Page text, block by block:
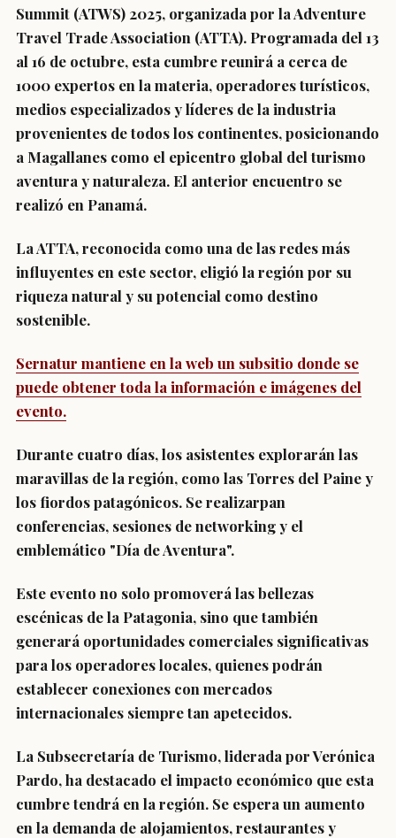
Summit (ATWS) 2025, organizada por la Adventure
Travel Trade Association (ATTA). Programada del 13
al 16 de octubre, esta cumbre reunirá a cerca de
1000 expertos en la materia, operadores turísticos,
medios especializados y líderes de la industria
provenientes de todos los continentes, posicionando
a Magallanes como el epicentro global del turismo
aventura y naturaleza. El anterior encuentro se
realizó en Panamá.
La ATTA, reconocida como una de las redes más
influyentes en este sector, eligió la región por su
riqueza natural y su potencial como destino
sostenible.
Sernatur mantiene en la web un subsitio donde se
puede obtener toda la información e imágenes del
evento.
Durante cuatro días, los asistentes explorarán las
maravillas de la región, como las Torres del Paine y
los fiordos patagónicos. Se realizarpan
conferencias, sesiones de networking y el
emblemático "Día de Aventura".
Este evento no solo promoverá las bellezas
escénicas de la Patagonia, sino que también
generará oportunidades comerciales significativas
para los operadores locales, quienes podrán
establecer conexiones con mercados
internacionales siempre tan apetecidos.
La Subsecretaría de Turismo, liderada por Verónica
Pardo, ha destacado el impacto económico que esta
cumbre tendrá en la región. Se espera un aumento
en la demanda de alojamientos, restaurantes y